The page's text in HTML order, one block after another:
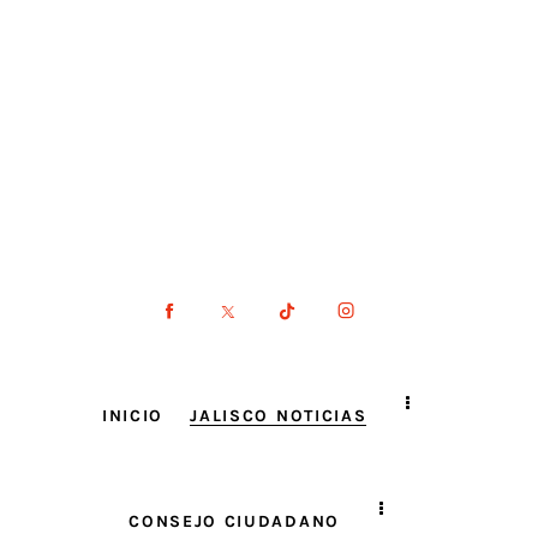
INICIO JALISCO NOTICIAS
CONSEJO CIUDADANO